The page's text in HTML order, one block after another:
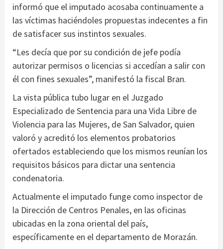
informó que el imputado acosaba continuamente a
las víctimas haciéndoles propuestas indecentes a fin
de satisfacer sus instintos sexuales.
“Les decía que por su condición de jefe podía
autorizar permisos o licencias si accedían a salir con
él con fines sexuales”, manifestó la fiscal Bran.
La vista pública tubo lugar en el Juzgado
Especializado de Sentencia para una Vida Libre de
Violencia para las Mujeres, de San Salvador, quien
valoró y acreditó los elementos probatorios
ofertados estableciendo que los mismos reunían los
requisitos básicos para dictar una sentencia
condenatoria.
Actualmente el imputado funge como inspector de
la Dirección de Centros Penales, en las oficinas
ubicadas en la zona oriental del país,
específicamente en el departamento de Morazán.